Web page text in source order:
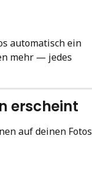
automatisch ein
mehr — jedes
erscheint
auf deinen Fotos